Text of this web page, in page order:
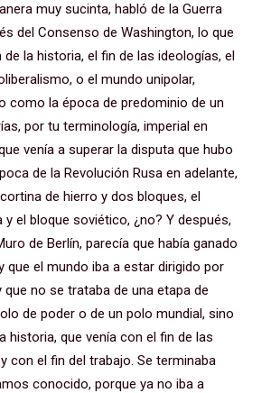
muy sucinta, habló de la Guerra
del Consenso de Washington, lo que
la historia, el fin de las ideologías, el
o el mundo unipolar,
como la época de predominio de un
por tu terminología, imperial en
venía a superar la disputa que hubo
de la Revolución Rusa en adelante,
de hierro y dos bloques, el
el bloque soviético, ¿no? Y después,
de Berlín, parecía que había ganado
que el mundo iba a estar dirigido por
que no se trataba de una etapa de
de poder o de un polo mundial, sino
historia, que venía con el fin de las
con el fin del trabajo. Se terminaba
conocido, porque ya no iba a